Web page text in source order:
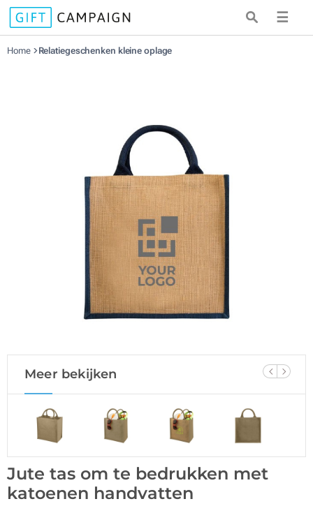
☰
Home Relatiegeschenken kleine oplage
Meer bekijken
Jute tas om te bedrukken met
katoenen handvatten